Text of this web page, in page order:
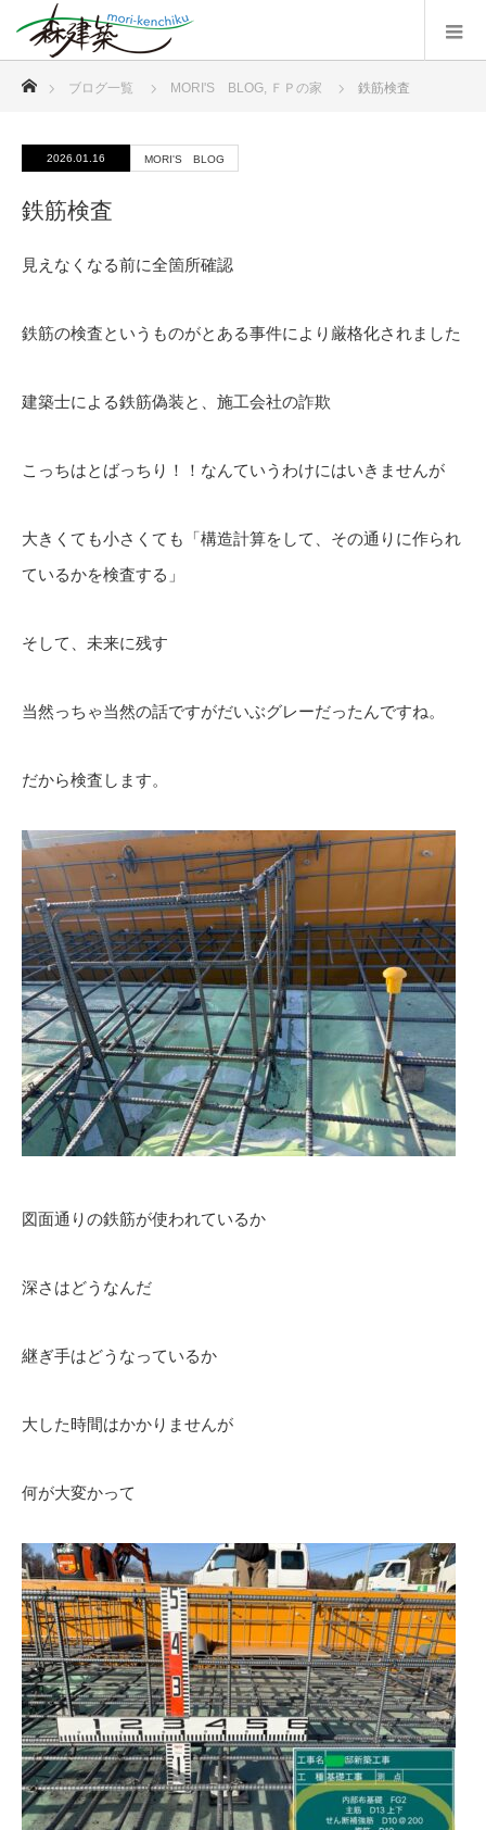
ブログ一覧 MORI'S BLOG, ＦＰの家 鉄筋検査
2026.01.16 MORI'S BLOG
鉄筋検査
見えなくなる前に全箇所確認
鉄筋の検査というものがとある事件により厳格化されました
建築士による鉄筋偽装と、施工会社の詐欺
こっちはとばっちり！！なんていうわけにはいきませんが
大きくても小さくても「構造計算をして、その通りに作られ
ているかを検査する」
そして、未来に残す
当然っちゃ当然の話ですがだいぶグレーだったんですね。
だから検査します。
図面通りの鉄筋が使われているか
深さはどうなんだ
継ぎ手はどうなっているか
大した時間はかかりませんが
何が大変かって